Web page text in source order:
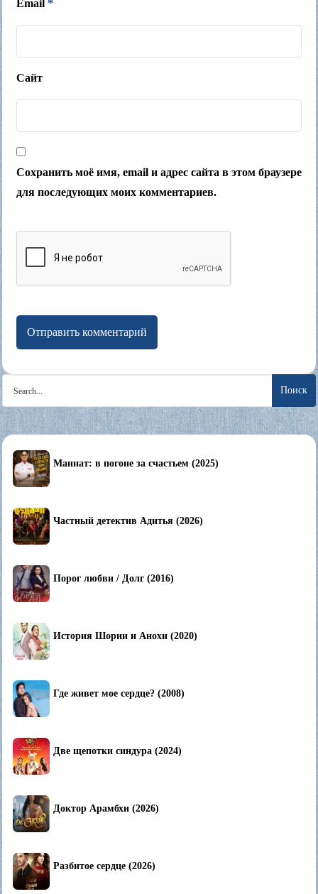
Email *
Сайт
Сохранить моё имя, email и адрес сайта в этом браузере
для последующих моих комментариев.
Search
for:
Маннат: в погоне за счастьем (2025)
Частный детектив Адитья (2026)
Порог любви / Долг (2016)
История Шории и Анохи (2020)
Где живет мое сердце? (2008)
Две щепотки синдура (2024)
Доктор Арамбхи (2026)
Разбитое сердце (2026)